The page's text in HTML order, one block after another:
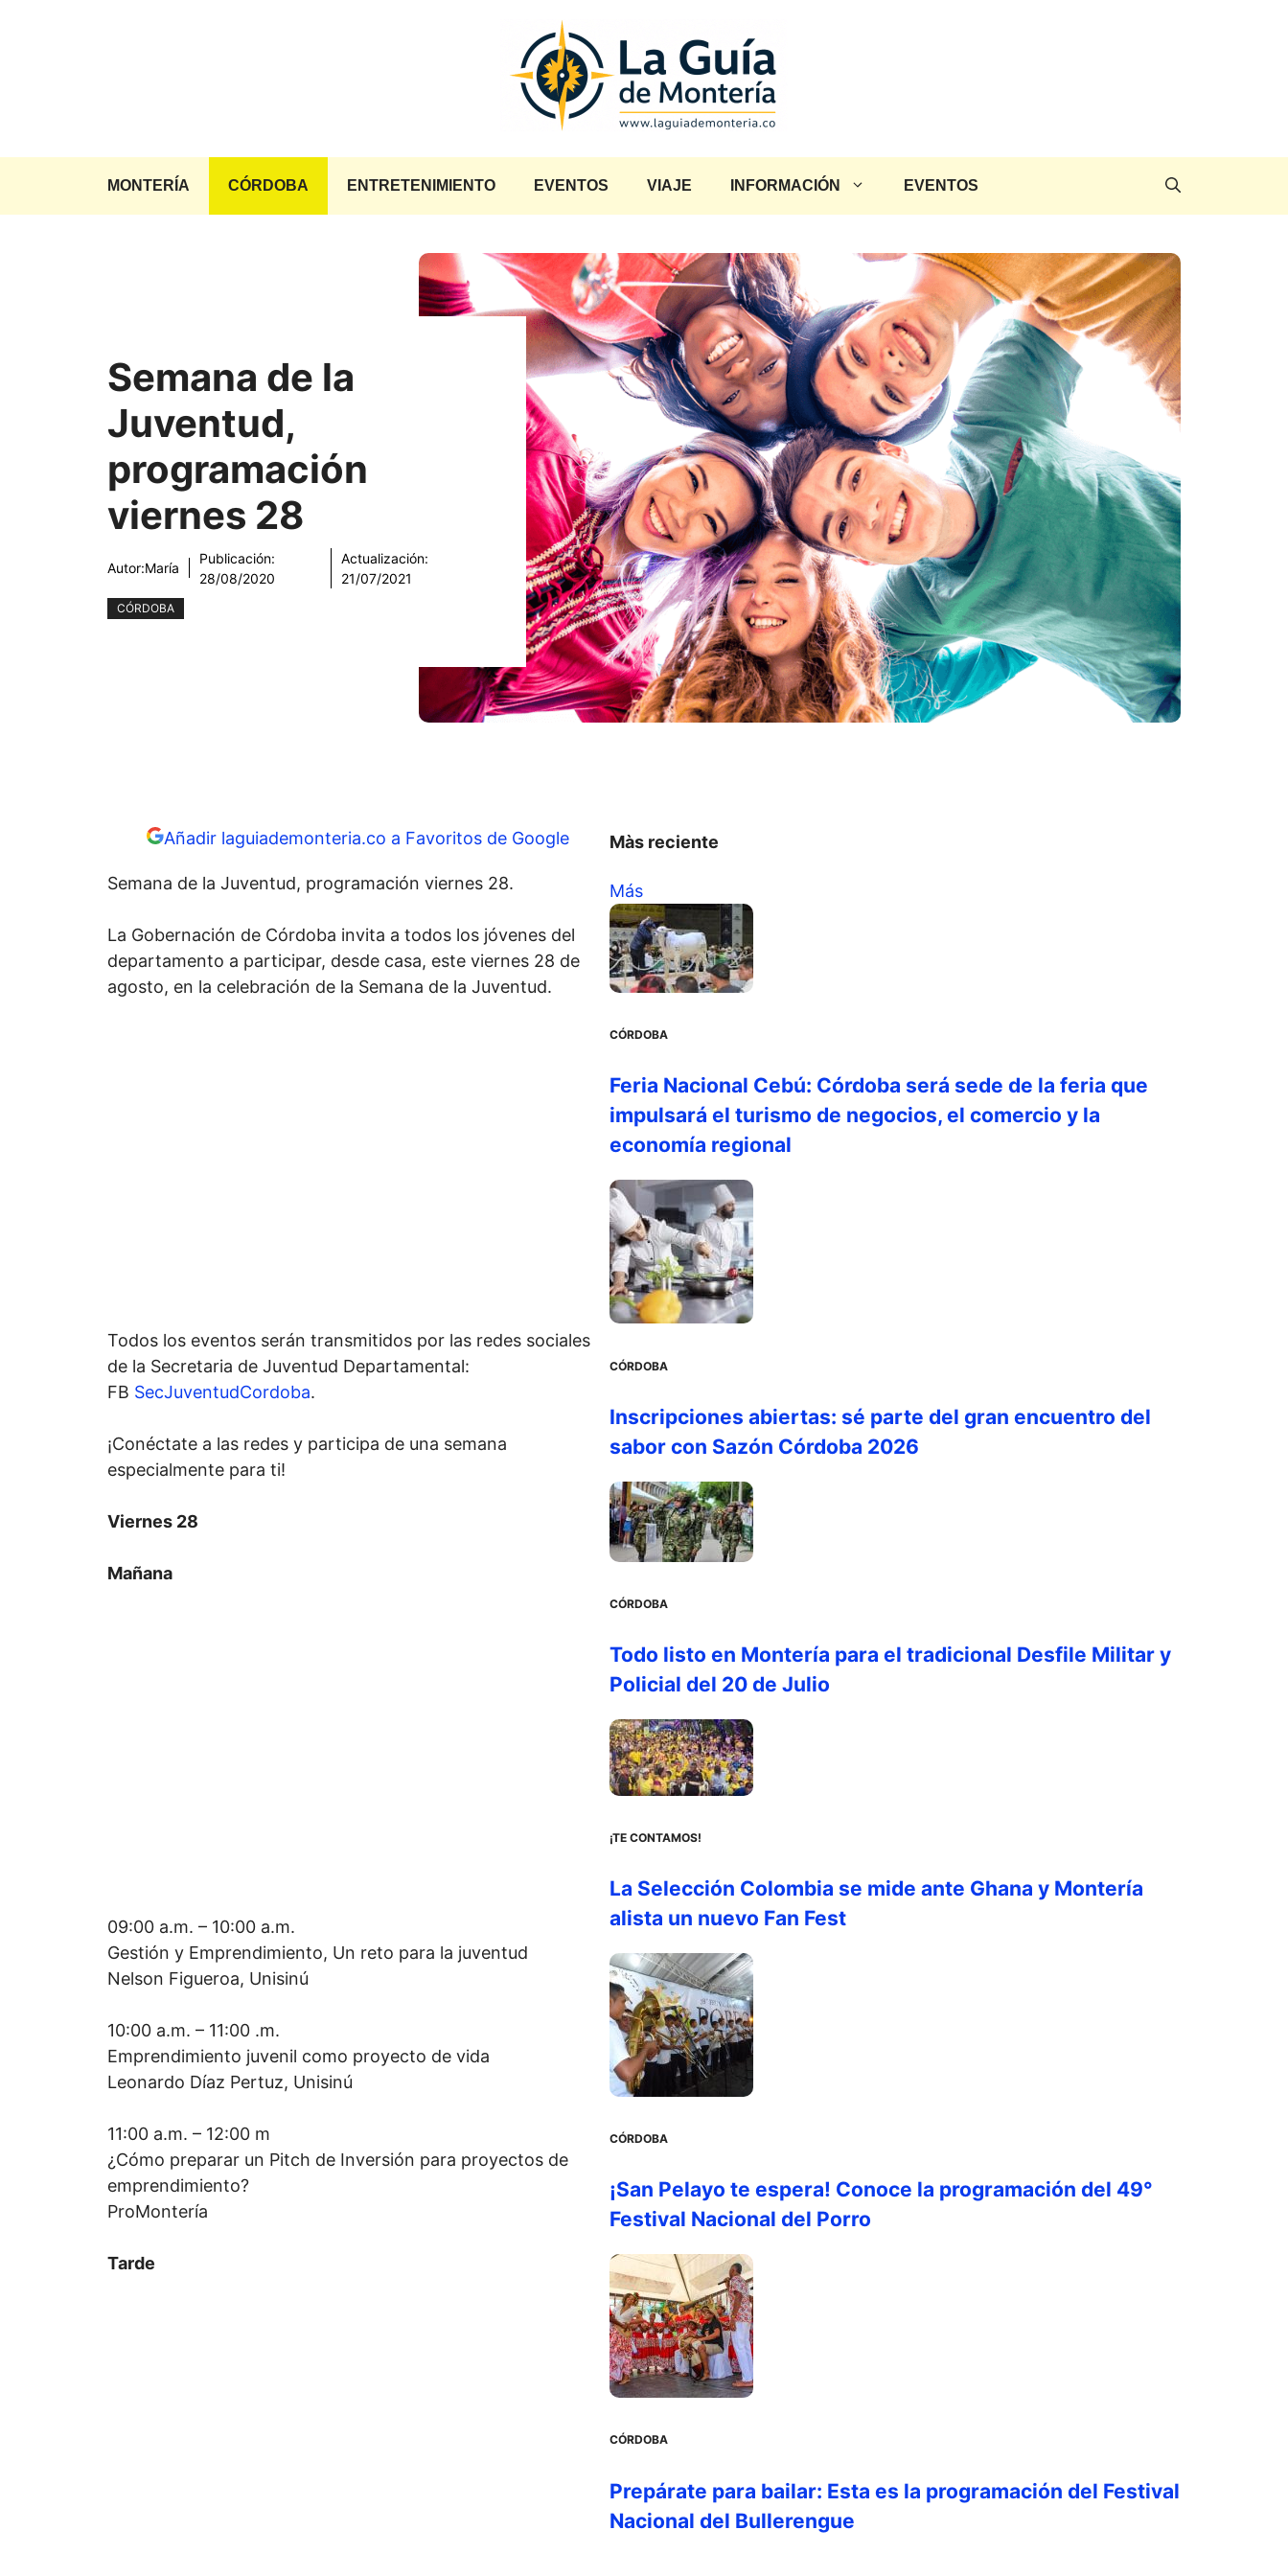
MONTERÍA CÓRDOBA ENTRETENIMIENTO EVENTOS VIAJE INFORMACIÓN EVENTOS
Semana de la
Juventud,
programación
viernes 28
Autor:María
Publicación:
28/08/2020
Actualización:
21/07/2021
CÓRDOBA
Añadir laguiademonteria.co a Favoritos de Google
Semana de la Juventud, programación viernes 28.
La Gobernación de Córdoba invita a todos los jóvenes del
departamento a participar, desde casa, este viernes 28 de
agosto, en la celebración de la Semana de la Juventud.
Todos los eventos serán transmitidos por las redes sociales
de la Secretaria de Juventud Departamental:
FB SecJuventudCordoba.
¡Conéctate a las redes y participa de una semana
especialmente para ti!
Viernes 28
Mañana
09:00 a.m. – 10:00 a.m.
Gestión y Emprendimiento, Un reto para la juventud
Nelson Figueroa, Unisinú
10:00 a.m. – 11:00 .m.
Emprendimiento juvenil como proyecto de vida
Leonardo Díaz Pertuz, Unisinú
11:00 a.m. – 12:00 m
¿Cómo preparar un Pitch de Inversión para proyectos de
emprendimiento?
ProMontería
Tarde
Màs reciente
Más
CÓRDOBA
Feria Nacional Cebú: Córdoba será sede de la feria que
impulsará el turismo de negocios, el comercio y la
economía regional
CÓRDOBA
Inscripciones abiertas: sé parte del gran encuentro del
sabor con Sazón Córdoba 2026
CÓRDOBA
Todo listo en Montería para el tradicional Desfile Militar y
Policial del 20 de Julio
¡TE CONTAMOS!
La Selección Colombia se mide ante Ghana y Montería
alista un nuevo Fan Fest
CÓRDOBA
¡San Pelayo te espera! Conoce la programación del 49°
Festival Nacional del Porro
CÓRDOBA
Prepárate para bailar: Esta es la programación del Festival
Nacional del Bullerengue